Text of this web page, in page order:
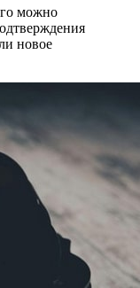
можно
новое